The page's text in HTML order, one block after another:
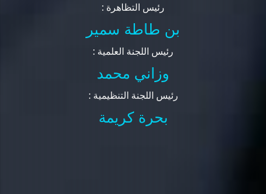
: رئيس التظاهرة
بن طاطة سمير
: رئيس اللجنة العلمية
وزاني محمد
: رئيس اللجنة التنظيمية
بحرة كريمة